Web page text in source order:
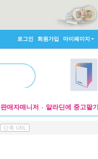
로그인 회원가입 마이페이지
판매자매니저 알라딘에 중고팔기
단축 URL